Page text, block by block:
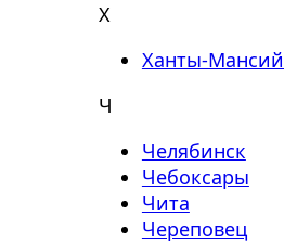
Х
Ханты-
Ч
Челябинск
Чебоксары
Чита
Череповец